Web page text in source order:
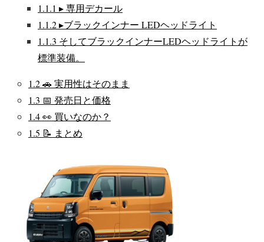
1.1.1 ▸ 専用デカール
1.1.2▸ブラックインナー LEDヘッドライト
1.1.3 そしてブラックインナーLEDヘッドライトが
標準装備。
1.2🚗 実用性はそのまま
1.3 📅 発売日と価格
1.4👀 買いなのか？
1.5 📝 まとめ